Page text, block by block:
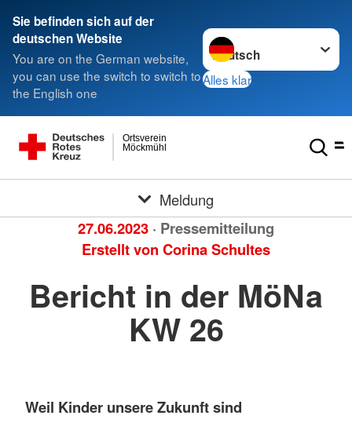
Sie befinden sich auf der
deutschen Website
You are on the German website,
you can use the switch to switch to
the English one
Sprache wechseln zu
Alles klar
Möckmühl
Ortsverein
Meldung
27.06.2023 · Pressemitteilung
Erstellt von Corina Schultes
Bericht in der MöNa
KW 26
Weil Kinder unsere Zukunft sind